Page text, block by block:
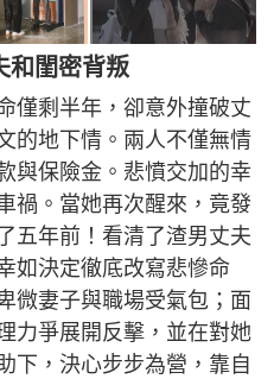
和閨密背叛
僅剩半年，卻意外撞破丈
的地下情。兩人不僅無情
與保險金。悲憤交加的幸
禍。當她再次醒來，竟發
五年前！看清了渣男丈夫
如決定徹底改寫悲慘命
微妻子與職場受氣包；面
力爭展開反擊，並在對她
下，決心步步為營，靠自